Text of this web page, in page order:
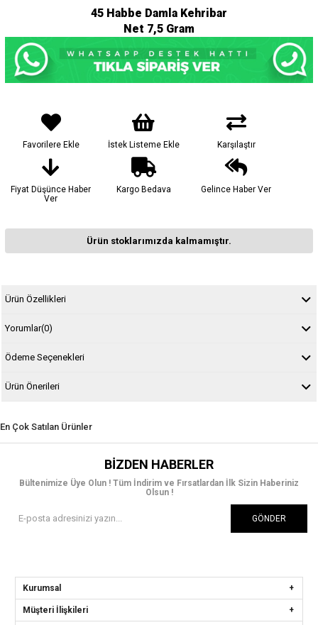
45 Habbe Damla Kehribar
Net 7,5 Gram
Favorilere Ekle İstek Listeme Ekle Karşılaştır
Fiyat Düşünce Haber
Ver
Kargo Bedava Gelince Haber Ver
Ürün stoklarımızda kalmamıştır.
Ürün Özellikleri
Yorumlar(0)
Ödeme Seçenekleri
Ürün Önerileri
En Çok Satılan Ürünler
BIZDEN HABERLER
Bültenimize Üye Olun ! Tüm İndirim ve Fırsatlardan İlk Sizin Haberiniz
Olsun !
GÖNDER
Kurumsal
Müşteri İlişkileri